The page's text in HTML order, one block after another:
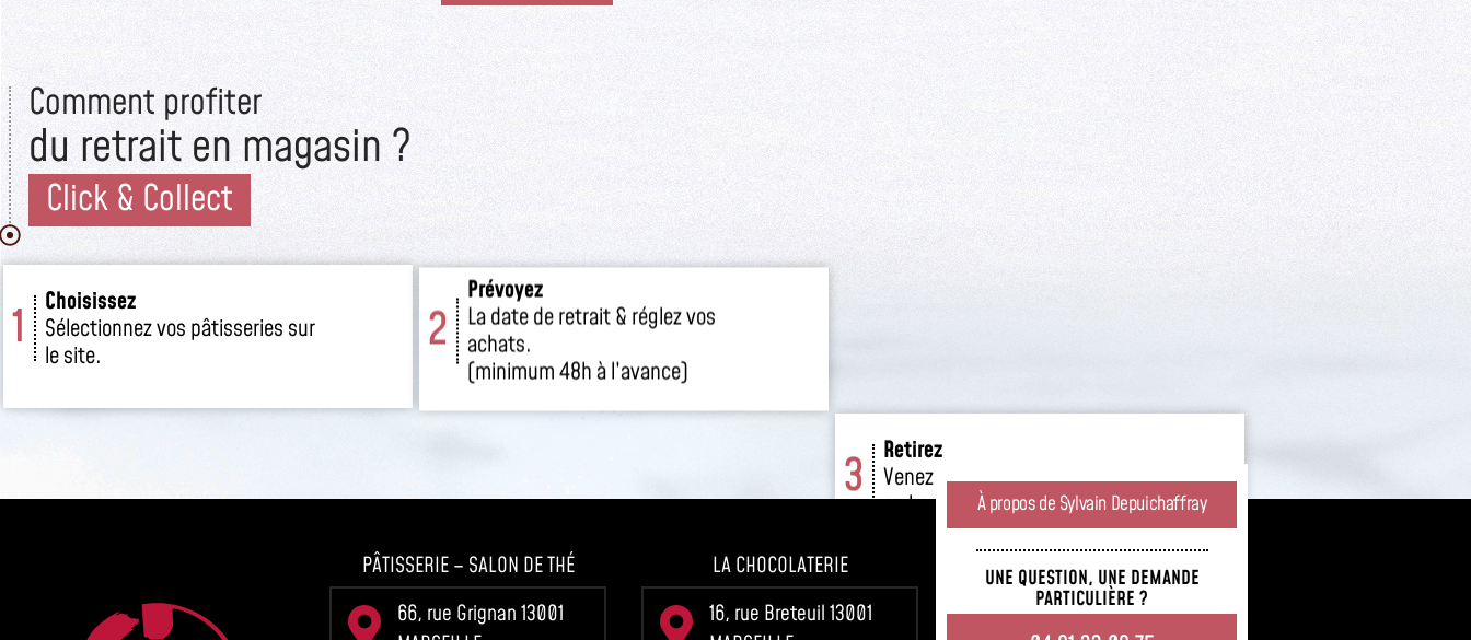
Comment profiter
du retrait en magasin ?
Click & Collect
1
Choisissez
Sélectionnez vos pâtisseries sur
le site.
2
Prévoyez
La date de retrait & réglez vos
achats.
(minimum 48h à l’avance)
PÂTISSERIE – SALON DE THÉ
66, rue Grignan 13001
LA CHOCOLATERIE
16, rue Breteuil 13001
À propos de Sylvain Depuichaffray
UNE QUESTION, UNE DEMANDE
PARTICULIÈRE ?